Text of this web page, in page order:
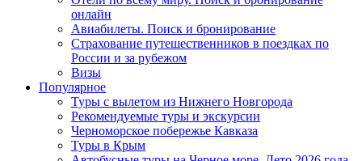
онлайн
Авиабилеты. Поиск и бронирование
Страхование путешественников в поездках по
России и за рубежом
Визы
Популярное
Туры с вылетом из Нижнего Новгорода
Рекомендуемые туры и экскурсии
Черноморское побережье Кавказа
Туры в Крым